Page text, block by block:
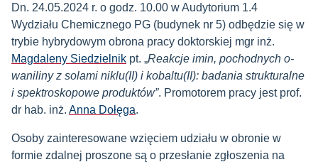
Dn. 24.05.2024 r. o godz. 10.00 w Audytorium 1.4
Wydziału Chemicznego PG (budynek nr 5) odbędzie się w
trybie hybrydowym obrona pracy doktorskiej mgr inż.
Magdaleny Siedzielnik pt. „Reakcje imin, pochodnych o-
waniliny z solami niklu(II) i kobaltu(II): badania strukturalne
i spektroskopowe produktów”. Promotorem pracy jest prof.
dr hab. inż. Anna Dołęga.
Osoby zainteresowane wzięciem udziału w obronie w
formie zdalnej proszone są o przesłanie zgłoszenia na